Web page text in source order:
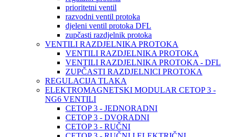
prioritetni ventil
razvodni ventil protoka
djeleni ventil protoka DFL
zupčasti razdjelnik protoka
VENTILI RAZDJELNIKA PROTOKA
VENTILI RAZDJELNIKA PROTOKA
VENTILI RAZDJELNIKA PROTOKA - DFL
ZUPČASTI RAZDJELNICI PROTOKA
REGULACIJA TLAKA
ELEKTROMAGNETSKI MODULAR CETOP 3 -
NG6 VENTILI
CETOP 3 - JEDNORADNI
CETOP 3 - DVORADNI
CETOP 3 - RUČNI